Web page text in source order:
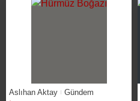
Aslıhan Aktay Gündem